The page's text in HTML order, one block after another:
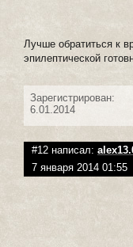
Лучше обратиться к
эпилептической
Зарегистрирован:
6.01.2014
#12 написал:
7 января 2014 01:55